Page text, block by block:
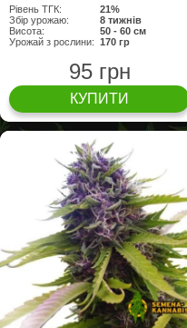
Рівень ТГК:
21%
Збір урожаю:
8 тижнів
Висота:
50 - 60 см
Урожай з рослини: 170 гр
95 грн
КУПИТИ